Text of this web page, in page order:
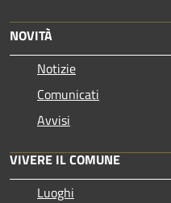
NOVITÀ
Notizie
Comunicati
Avvisi
VIVERE IL COMUNE
Luoghi